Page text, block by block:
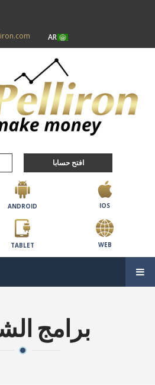
AR
افتح حسابا
IOS
ANDROID
WEB
TABLET
برامج